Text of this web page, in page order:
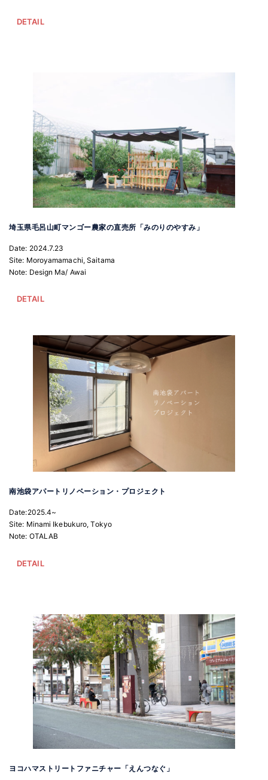
DETAIL
埼玉県毛呂山町マンゴー農家の直売所「みのりのやすみ」
Date: 2024.7.23
Site: Moroyamamachi, Saitama
Note: Design Ma/ Awai
DETAIL
南池袋アパートリノベーション・プロジェクト
Date:2025.4~
Site: Minami Ikebukuro, Tokyo
Note: OTALAB
DETAIL
ヨコハマストリートファニチャー「えんつなぐ」